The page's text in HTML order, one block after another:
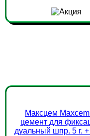
Максцем
цемент для
дуальный шпр. 5 г.